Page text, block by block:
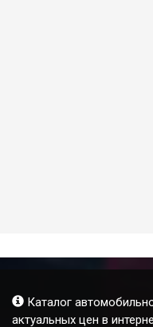
Каталог
актуальных цен в